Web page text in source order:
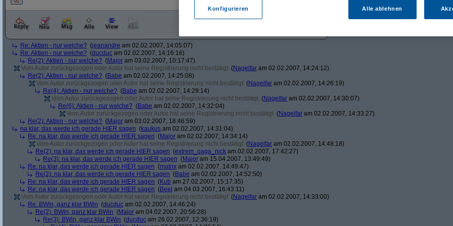
Re: Aktien - nur welche? (jeanandre am 02.02.2007, 14:05:07)
Re: Aktien - nur welche? (ducduc am 02.02.2007, 14:16:16)
Re(2): Aktien - nur welche? (Major am 03.02.2007, 10:17:47)
Vom Autor zurückgezogen oder Autor hat seine Registrierung nicht bestätigt (Nagelfar am 02.02.2007, 14:24:12)
Re(2): Aktien - nur welche? (Babe am 02.02.2007, 14:25:08)
Vom Autor zurückgezogen oder Autor hat seine Registrierung nicht bestätigt (Nagelfar am 02.02.2007, 14:26:19)
Re(4): Aktien - nur welche? (Babe am 02.02.2007, 14:29:14)
Vom Autor zurückgezogen oder Autor hat seine Registrierung nicht bestätigt (Nagelfar am 02.02.2007, 14:30:07)
Re(6): Aktien - nur welche? (Babe am 02.02.2007, 14:32:04)
Vom Autor zurückgezogen oder Autor hat seine Registrierung nicht bestätigt (Nagelfar am 02.02.2007, 14:33:27)
Re(2): Aktien - nur welche? (Major am 03.02.2007, 18:46:59)
na klar, das werde ich gerade HIER sagen (kaukus am 02.02.2007, 14:31:04)
Re: na klar, das werde ich gerade HIER sagen (Major am 02.02.2007, 14:34:14)
Vom Autor zurückgezogen oder Autor hat seine Registrierung nicht bestätigt (Nagelfar am 02.02.2007, 14:48:18)
Re(2): na klar, das werde ich gerade HIER sagen (extrem_oaga_nick am 02.02.2007, 17:42:27)
Re(3): na klar, das werde ich gerade HIER sagen (Major am 15.04.2007, 13:49:49)
Re: na klar, das werde ich gerade HIER sagen (matrix am 02.02.2007, 14:49:47)
Re(2): na klar, das werde ich gerade HIER sagen (Babe am 02.02.2007, 14:52:50)
Re: na klar, das werde ich gerade HIER sagen (Kub am 27.02.2007, 15:17:35)
Re: na klar, das werde ich gerade HIER sagen (Beel am 04.03.2007, 16:43:11)
Vom Autor zurückgezogen oder Autor hat seine Registrierung nicht bestätigt (Nagelfar am 02.02.2007, 14:33:00)
Re: BWin, ganz klar BWin (ducduc am 02.02.2007, 14:46:24)
Re(2): BWin, ganz klar BWin (Major am 04.02.2007, 20:56:28)
Re(3): BWin, ganz klar BWin (ducduc am 26.02.2007, 12:36:19)
Konfigurieren Alle ablehnen